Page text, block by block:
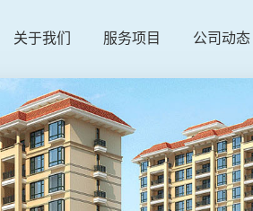
关于我们 服务项目 公司动态